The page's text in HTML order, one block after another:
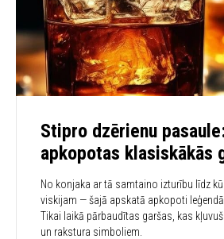
Stipro dzērienu
apkopotas klasiskākās
No konjaka ar tā samtaino izturību līdz
viskijam — šajā apskatā apkopoti
Tikai laikā pārbaudītas garšas, kas
un rakstura simboliem.